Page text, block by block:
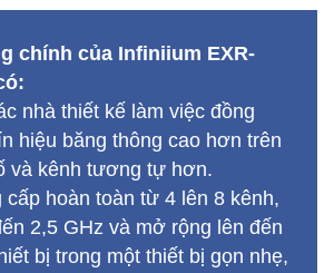
chính của Infiniium EXR-
nhà thiết kế làm việc đồng
hiệu băng thông cao hơn trên
và kênh tương tự hơn.
cấp hoàn toàn từ 4 lên 8 kênh,
2,5 GHz và mở rộng lên đến
bị trong một thiết bị gọn nhẹ,